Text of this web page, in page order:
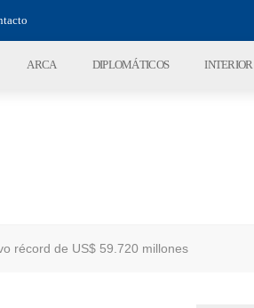
ARCA DIPLOMÁTICOS INTERIOR
récord de US$ 59.720 millones